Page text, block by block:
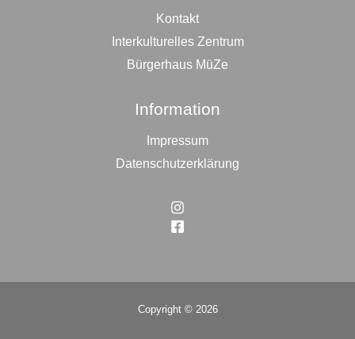
Kontakt
Interkulturelles Zentrum
Bürgerhaus MüZe
Information
Impressum
Datenschutzerklärung
Copyright © 2026